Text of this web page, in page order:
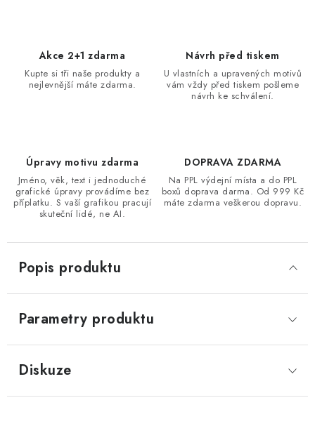
Akce 2+1 zdarma
Kupte si tři naše produkty a
nejlevnější máte zdarma.
Návrh před tiskem
U vlastních a upravených motivů
vám vždy před tiskem pošleme
návrh ke schválení.
Úpravy motivu zdarma
Jméno, věk, text i jednoduché
grafické úpravy provádíme bez
příplatku. S vaší grafikou pracují
skuteční lidé, ne AI.
DOPRAVA ZDARMA
Na PPL výdejní místa a do PPL
boxů doprava darma. Od 999 Kč
máte zdarma veškerou dopravu.
Popis produktu
Parametry produktu
Diskuze